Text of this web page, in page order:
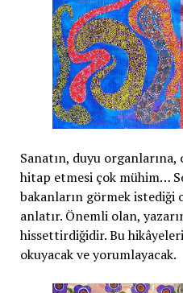
Sanatın, duyu
hitap etmesi çok mühim…
bakanların görmek istediği
anlatır. Önemli olan,
hissettirdiğidir. Bu
okuyacak ve yorumlayacak.